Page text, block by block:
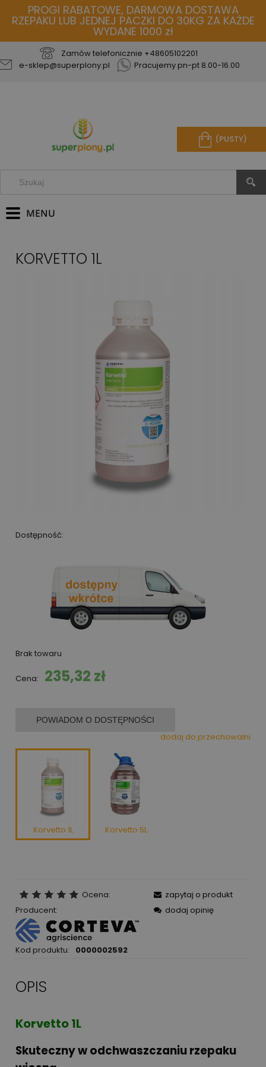
PROGI RABATOWE, DARMOWA DOSTAWA
RZEPAKU LUB JEDNEJ PACZKI DO 30KG ZA KAŻDE
WYDANE 1000 zł
Zamów telefonicznie +48605102201
e-sklep@superplony.pl
Pracujemy pn-pt 8.00-16.00
(PUSTY)
KORVETTO 1L
Dostępność:
Brak towaru
Cena: 235,32 zł
Korvetto 1L Korvetto 5L
POWIADOM O DOSTĘPNOŚCI
dodaj do przechowalni
Ocena:
Producent:
Kod produktu: 0000002592
zapytaj o produkt
dodaj opinię
OPIS
Korvetto 1L
Skuteczny w odchwaszczaniu rzepaku